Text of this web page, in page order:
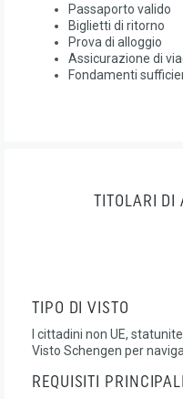
Passaporto valido
Biglietti di ritorno
Prova di alloggio
Assicurazione di
Fondamenti
TITOLARI DI
TIPO DI VISTO
I cittadini non UE,
Visto Schengen per
REQUISITI PRINCIPALI